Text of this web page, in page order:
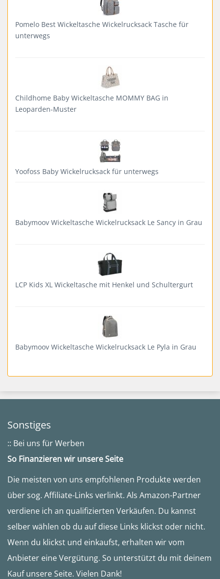
Pomelo Best Wickeltasche Wickelrucksack Tasche für
unterwegs
Childhome Baby Wickeltasche MOMMY BAG in
Leoparden-Muster
Yoofoss Baby Wickelrucksack für unterwegs
Babymoov Wickeltasche Wickelrucksack Le Sancy in Grau
LCP Kids XL Wickeltasche mit Henkel und Schultergurt
Babymoov Wickeltasche Wickelrucksack Le Pyla in Grau
Sonstiges
:: Bei uns für Werben
So Finanzieren wir unsere Seite
Die meisten von uns empfohlenen Produkte werden
über sog. Affiliate-Links verlinkt. Als Amazon-Partner
verdiene ich an qualifizierten Verkäufen. Du kannst
selber wählen ob du auf diese Links klickst oder nicht.
Wenn du klickst und einkaufst, erhalten wir vom
Anbieter eine Vergütung. So unterstützt du mit deinem
Kauf unsere Seite. Vielen Dank!